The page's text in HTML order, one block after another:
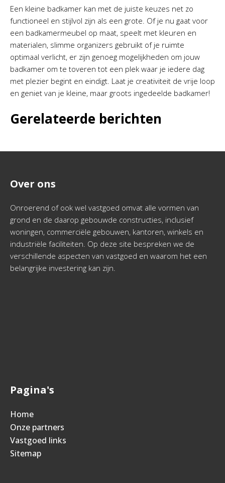
Een kleine badkamer kan met de juiste keuzes net zo
functioneel en stijlvol zijn als een grote. Of je nu gaat voor
een badkamermeubel op maat, speelt met kleuren en
materialen, slimme organizers gebruikt of je ruimte
optimaal verlicht, er zijn genoeg mogelijkheden om jouw
badkamer om te toveren tot een plek waar je iedere dag
met plezier begint en eindigt. Laat je creativiteit de vrije loop
en geniet van je kleine, maar groots ingedeelde badkamer!
Gerelateerde berichten
Over ons
Onroerend of ook wel vastgoed omvat alle vormen van
grond en de daarop gebouwde constructies, inclusief
woningen, commerciële gebouwen, kantoren, winkels en
industriële faciliteiten. Op deze site bespreken we de
verschillende aspecten van vastgoed en waarom het een
belangrijke investering kan zijn.
Pagina's
Home
Onze partners
Vastgoed links
Sitemap